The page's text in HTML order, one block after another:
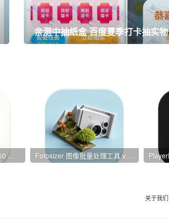
亲测中抽纸盒 百度夏季打卡抽实物
Yandex 浏览器 v26.6.4.760 中文版 Fotosizer 图像批量处理工具 v3.23.0.595 单文件绿色版
关于我们